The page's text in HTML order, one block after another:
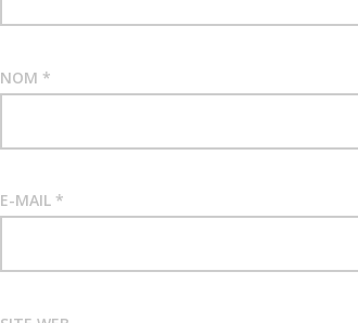
NOM *
E-MAIL *